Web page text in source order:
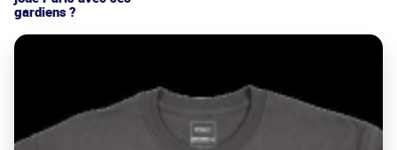
gardiens ?